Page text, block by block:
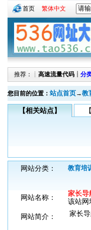
首页 繁体中文
推荐：┊ 高速流量代码 ┊ 分
您目前的位置： 站点首页→教
【相关站点】
网站分类： 教育培
网站名称：
家长导
该站网
网站简介：
家长